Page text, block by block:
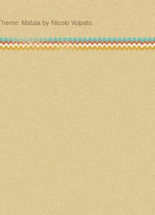
Matala by Nicolo Volpato